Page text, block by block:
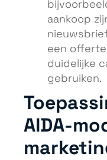
aankoop
een
duidelijke
gebruiken.
AIDA-